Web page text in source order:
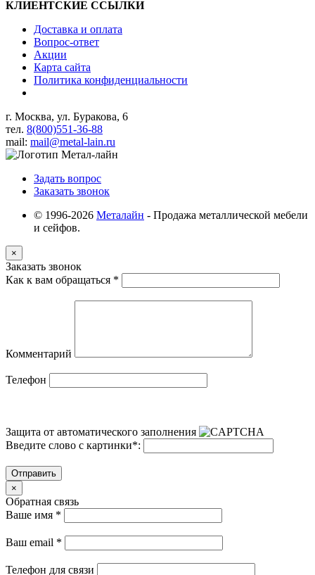
КЛИЕНТСКИЕ ССЫЛКИ
Доставка и оплата
Вопрос-ответ
Акции
Карта сайта
Политика конфиденциальности
г. Москва, ул. Буракова, 6
тел. 8(800)551-36-88
mail: mail@metal-lain.ru
Задать вопрос
Заказать звонок
© 1996-2026 Металайн - Продажа металлической мебели
и сейфов.
×
Заказать звонок
Как к вам обращаться *
Комментарий
Телефон
Защита от автоматического заполнения
Введите слово с картинки*:
Отправить
×
Обратная связь
Ваше имя *
Ваш email *
Телефон для связи